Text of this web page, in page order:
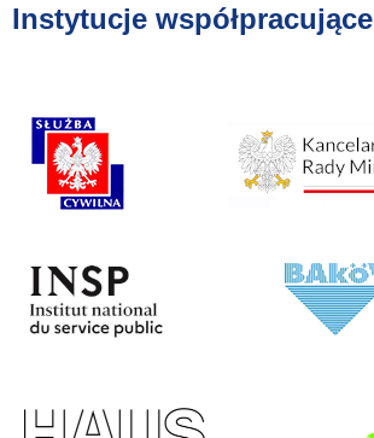
Instytucje współpracujące